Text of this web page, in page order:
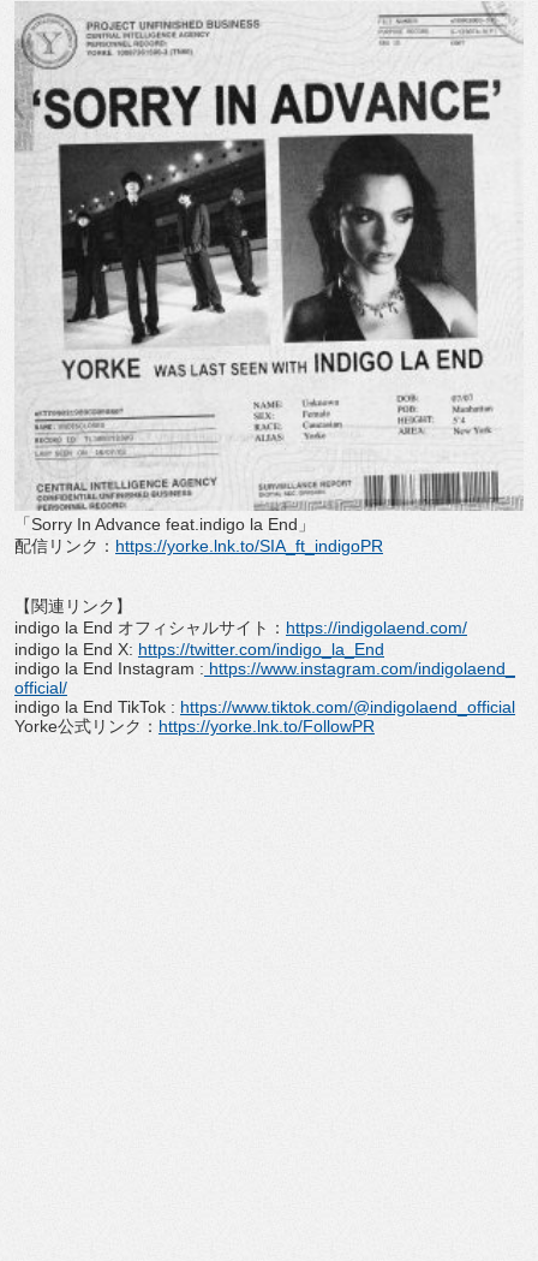
「Sorry In Advance feat.indigo la End」
配信リンク： https://yorke.lnk.to/SIA_ft_indigoPR
【関連リンク】
indigo la End オフィシャルサイト： https://indigolaend. com/
indigo la End X: https://twitter.com/indigo_la_ End
indigo la End Instagram : https://www.instagram.com/indigolaend_
official/
indigo la End TikTok : https://www.tiktok.com/@indigolaend_official
Yorke公式リンク： https://yorke.lnk. to/FollowPR